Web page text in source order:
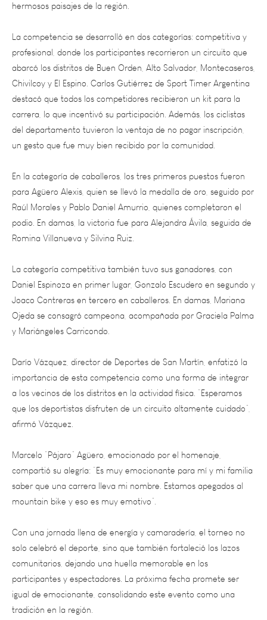
La competencia se desarrolló en dos categorías: competitiva y
profesional, donde los participantes recorrieron un circuito que
abarcó los distritos de Buen Orden, Alto Salvador, Montecaseros,
Chivilcoy y El Espino. Carlos Gutiérrez de Sport Timer Argentina
destacó que todos los competidores recibieron un kit para la
carrera, lo que incentivó su participación. Además, los ciclistas
del departamento tuvieron la ventaja de no pagar inscripción,
un gesto que fue muy bien recibido por la comunidad.
En la categoría de caballeros, los tres primeros puestos fueron
para Agüero Alexis, quien se llevó la medalla de oro, seguido por
Raúl Morales y Pablo Daniel Amurrio, quienes completaron el
podio. En damas, la victoria fue para Alejandra Ávila, seguida de
Romina Villanueva y Silvina Ruiz.
La categoría competitiva también tuvo sus ganadores, con
Daniel Espinoza en primer lugar, Gonzalo Escudero en segundo y
Joaco Contreras en tercero en caballeros. En damas, Mariana
Ojeda se consagró campeona, acompañada por Graciela Palma
y Mariángeles Carricondo.
Darío Vázquez, director de Deportes de San Martín, enfatizó la
importancia de esta competencia como una forma de integrar
a los vecinos de los distritos en la actividad física. “Esperamos
que los deportistas disfruten de un circuito altamente cuidado”,
afirmó Vázquez.
Marcelo “Pájaro” Agüero, emocionado por el homenaje,
compartió su alegría: “Es muy emocionante para mí y mi familia
saber que una carrera lleva mi nombre. Estamos apegados al
mountain bike y eso es muy emotivo”.
Con una jornada llena de energía y camaradería, el torneo no
solo celebró el deporte, sino que también fortaleció los lazos
comunitarios, dejando una huella memorable en los
participantes y espectadores. La próxima fecha promete ser
igual de emocionante, consolidando este evento como una
tradición en la región.